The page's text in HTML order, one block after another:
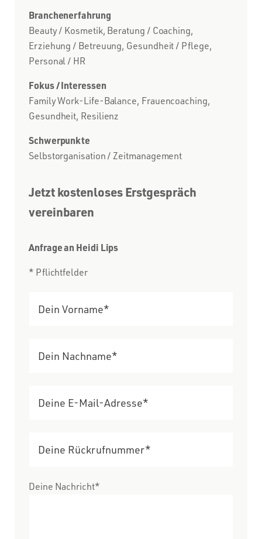
Branchenerfahrung
Beauty / Kosmetik, Beratung / Coaching,
Erziehung / Betreuung, Gesundheit / Pflege,
Personal / HR
Fokus / Interessen
Family Work-Life-Balance, Frauencoaching,
Gesundheit, Resilienz
Schwerpunkte
Selbstorganisation / Zeitmanagement
Jetzt kostenloses Erstgespräch
vereinbaren
Anfrage an Heidi Lips
* Pflichtfelder
Deine Nachricht*